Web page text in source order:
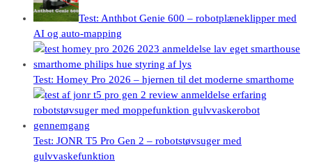
Test: Anthbot Genie 600 – robotplæneklipper med
AI og auto-mapping
Test: Homey Pro 2026 – hjernen til det moderne smarthome
Test: JONR T5 Pro Gen 2 – robotstøvsuger med
gulvvaskefunktion